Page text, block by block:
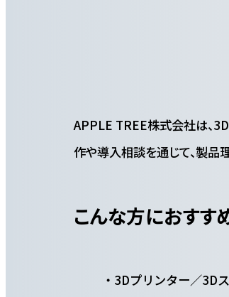
APPLE TREE株式会社は、
作や導入相談を通じて、製品
こんな方におすす
3Dプリンター／3D